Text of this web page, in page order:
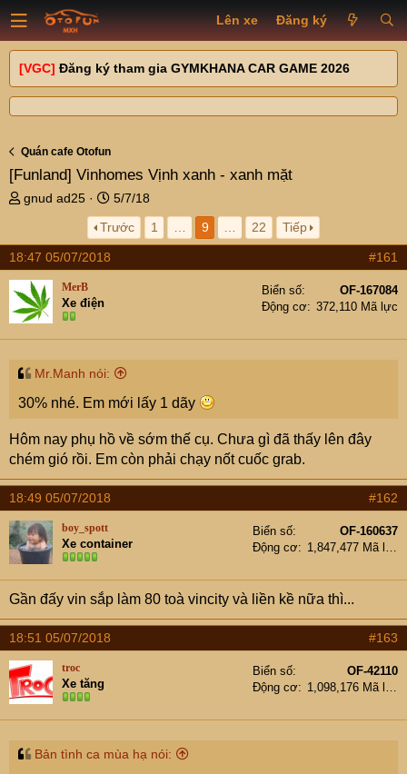
Lên xe Đăng ký
[VGC] Đăng ký tham gia GYMKHANA CAR GAME 2026
Quán cafe Otofun
[Funland] Vinhomes Vịnh xanh - xanh mặt
T
e
a
d
s
t
t
r
gnud ad25
N
g
à
y
5/7/18
Trước
1 9 22 Tiếp
18:47 05/07/2018 #161
MerB
Xe điện
Biển số
OF-167084
Động cơ
372,110 Mã lực
Mr.Manh nói:
30% nhé. Em mới lấy 1 dãy
Hôm nay phụ hồ về sớm thế cụ. Chưa gì đã thấy lên đây
chém gió rồi. Em còn phải chạy nốt cuốc grab.
18:49 05/07/2018 #162
boy_spott
Xe container
Biển số
OF-160637
Động cơ
1,847,477 Mã lực
Gần đấy vin sắp làm 80 toà vincity và liền kề nữa thì...
18:51 05/07/2018 #163
troc
Xe tăng
Biển số
OF-42110
Động cơ
1,098,176 Mã lực
Bản tình ca mùa hạ nói: